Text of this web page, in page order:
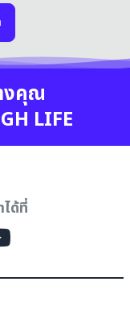
งคุณ
LIFE
ได้ที่